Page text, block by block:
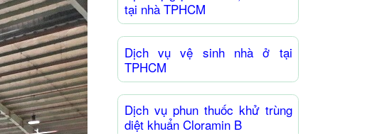
tại nhà TPHCM
Dịch vụ vệ sinh nhà ở tại
TPHCM
Dịch vụ phun thuốc khử trùng
diệt khuẩn Cloramin B